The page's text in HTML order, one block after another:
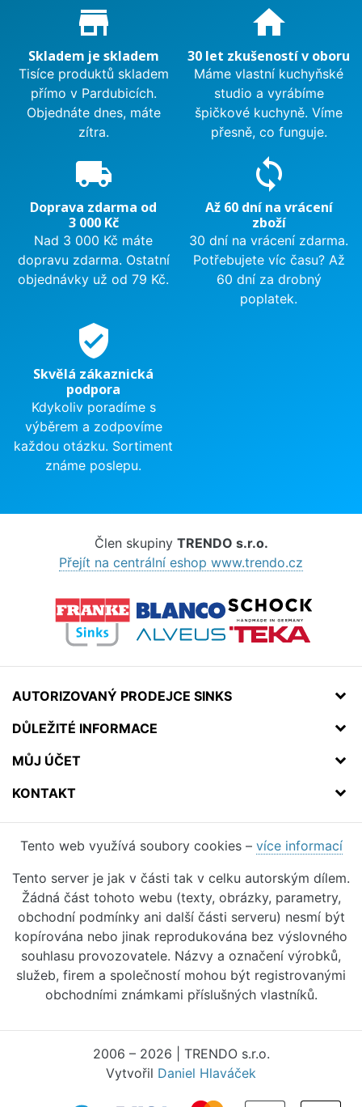
Proč nakupovat u nás?
store_mall_directory
Skladem je skladem
Tisíce produktů skladem
přímo v Pardubicích.
Objednáte dnes, máte
zítra.
home
30 let zkušeností v oboru
Máme vlastní kuchyňské
studio a vyrábíme
špičkové kuchyně. Víme
přesně, co funguje.
local_shipping
Doprava zdarma od
3 000 Kč
Nad 3 000 Kč máte
dopravu zdarma. Ostatní
objednávky už od 79 Kč.
sync
Až 60 dní na vrácení
zboží
30 dní na vrácení zdarma.
Potřebujete víc času? Až
60 dní za drobný
poplatek.
verified_user
Skvělá zákaznická
podpora
Kdykoliv poradíme s
výběrem a zodpovíme
každou otázku. Sortiment
známe poslepu.
Člen skupiny TRENDO s.r.o.
Přejít na centrální eshop www.trendo.cz
AUTORIZOVANÝ PRODEJCE SINKS
DŮLEŽITÉ INFORMACE
MŮJ ÚČET
KONTAKT
Tento web využívá soubory cookies – více informací
Tento server je jak v části tak v celku autorským dílem.
Žádná část tohoto webu (texty, obrázky, parametry,
obchodní podmínky ani další části serveru) nesmí být
kopírována nebo jinak reprodukována bez výslovného
souhlasu provozovatele. Názvy a označení výrobků,
služeb, firem a společností mohou být registrovanými
obchodními známkami příslušných vlastníků.
2006 – 2026 | TRENDO s.r.o.
Vytvořil Daniel Hlaváček